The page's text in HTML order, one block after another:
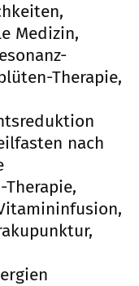
Medizin,
Therapie,
nach